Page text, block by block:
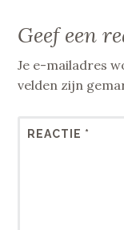
Geef een
Je e-mailadres
velden zijn
REACTIE *